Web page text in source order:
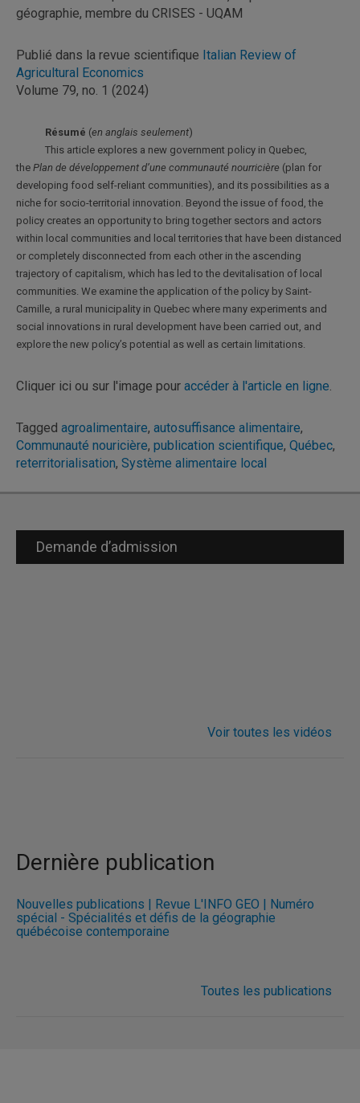
géographie, membre du CRISES - UQAM
Publié dans la revue scientifique Italian Review of
Agricultural Economics
Volume 79, no. 1 (2024)
Résumé (en anglais seulement)
This article explores a new government policy in Quebec,
the Plan de développement d’une communauté nourricière (plan for
developing food self-reliant communities), and its possibilities as a
niche for socio-territorial innovation. Beyond the issue of food, the
policy creates an opportunity to bring together sectors and actors
within local communities and local territories that have been distanced
or completely disconnected from each other in the ascending
trajectory of capitalism, which has led to the devitalisation of local
communities. We examine the application of the policy by Saint-
Camille, a rural municipality in Quebec where many experiments and
social innovations in rural development have been carried out, and
explore the new policy’s potential as well as certain limitations.
Cliquer ici ou sur l'image pour accéder à l'article en ligne.
Tagged agroalimentaire, autosuffisance alimentaire,
Communauté nouricière, publication scientifique, Québec,
reterritorialisation, Système alimentaire local
Demande d’admission
Voir toutes les vidéos
Dernière publication
Nouvelles publications | Revue L'INFO GÉO | Numéro
spécial - Spécialités et défis de la géographie
québécoise contemporaine
Toutes les publications